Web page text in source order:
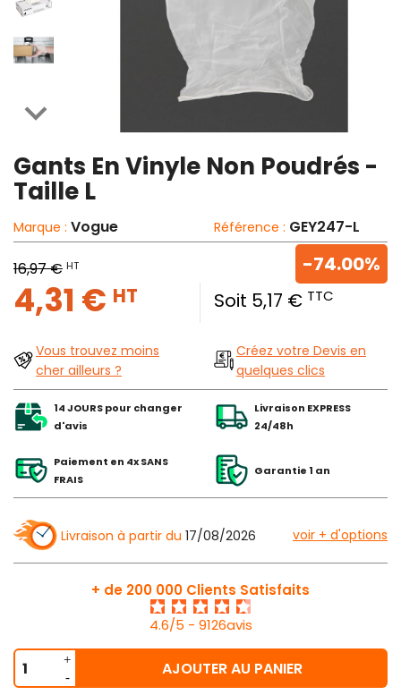

Gants En Vinyle Non Poudrés -
Taille L
Marque : Vogue Référence : GEY247-L
16,97 € HT
4,31 € HT Soit 5,17 € TTC
-74.00%
Vous trouvez moins
cher ailleurs ?
Créez votre Devis en
quelques clics
14 JOURS pour changer
d'avis
Livraison EXPRESS
24/48h
Paiement en 4x SANS
FRAIS
Garantie 1 an
Livraison à partir du 17/08/2026 voir + d'options
+ de 200 000 Clients Satisfaits
4.6/5 - 9126avis
AJOUTER AU PANIER